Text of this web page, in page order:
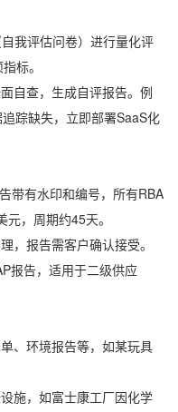
我评估问卷）进行量化评
标。
查，生成自评报告。例
踪缺失，立即部署SaaS化
有水印和编号，所有RBA
元，周期约45天。
报告需客户确认接受。
报告，适用于二级供应
环境报告等，如某玩具
，如富士康工厂因化学